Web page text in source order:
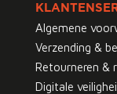
Algemene
Verzending &
Retourneren &
Digitale